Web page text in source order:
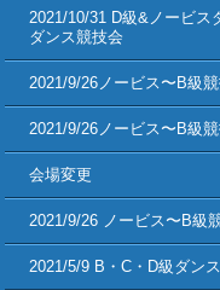
2021/10/31 D級&ノービス
ダンス競技会
2021/9/26ノービス〜B級
2021/9/26ノービス〜B級
会場変更
2021/9/26 ノービス〜B級
2021/5/9 B・C・D級ダン